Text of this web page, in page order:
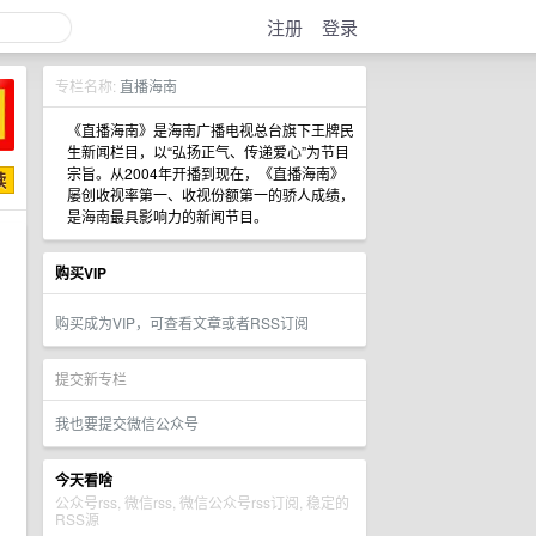
注册 登录
专栏名称: 直播海南
《直播海南》是海南广播电视总台旗下王牌民
生新闻栏目，以“弘扬正气、传递爱心”为节目
宗旨。从2004年开播到现在，《直播海南》
屡创收视率第一、收视份额第一的骄人成绩，
是海南最具影响力的新闻节目。
购买VIP
购买成为VIP，可查看文章或者RSS订阅
提交新专栏
我也要提交微信公众号
今天看啥
公众号rss, 微信rss, 微信公众号rss订阅, 稳定的
RSS源